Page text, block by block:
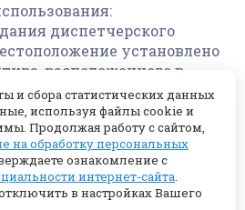
диспетчерского
установлено
расположенного в
адрес ориентира:
область
и сбора статистических данных
используя файлы cookie и
Продолжая работу с сайтом,
на обработку персональных
ознакомление с
интернет-сайта.
в настройках Вашего